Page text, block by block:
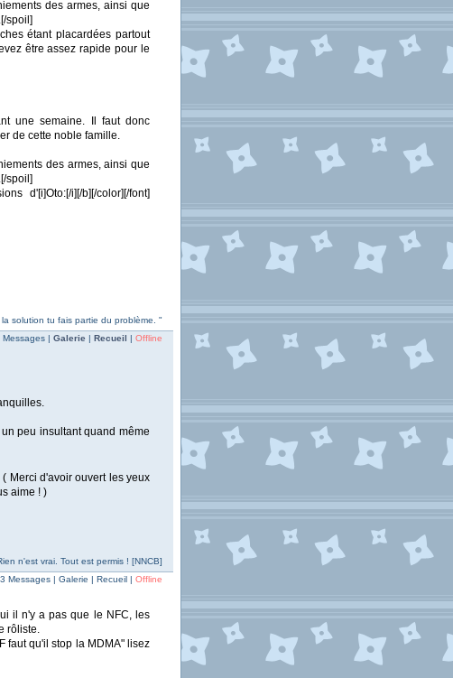
des armes, ainsi que
spoil]
étant placardées partout
être assez rapide pour le
une semaine. Il faut donc
de cette noble famille.
des armes, ainsi que
spoil]
d'[i]Oto:[/i][/b][/color][/font]
solution tu fais partie du problème. "
Messages | Galerie | Recueil | Offline
peu insultant quand même
Merci d'avoir ouvert les yeux
aime ! )
n'est vrai. Tout est permis ! [NNCB]
Messages | Galerie | Recueil | Offline
il n'y a pas que le NFC, les
rôliste.
faut qu'il stop la MDMA" lisez